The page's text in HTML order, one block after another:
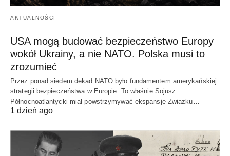
AKTUALNOŚCI
USA mogą budować bezpieczeństwo Europy
wokół Ukrainy, a nie NATO. Polska musi to
zrozumieć
Przez ponad siedem dekad NATO było fundamentem amerykańskiej
strategii bezpieczeństwa w Europie. To właśnie Sojusz
Północnoatlantycki miał powstrzymywać ekspansję Związku…
1 dzień ago